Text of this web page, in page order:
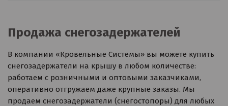
Продажа снегозадержателей
В компании «Кровельные Системы» вы можете купить
снегозадержатели на крышу в любом количестве:
работаем с розничными и оптовыми заказчиками,
оперативно отгружаем даже крупные заказы. Мы
продаем снегозадержатели (снегостопоры) для любых